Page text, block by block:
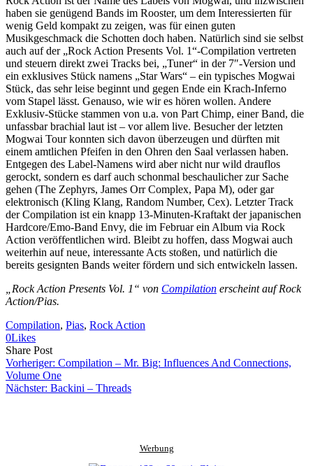
clipboard
eMail
haben sie genügend Bands im Rooster, um dem Interessierten für
wenig Geld kompakt zu zeigen, was für einen guten
Musikgeschmack die Schotten doch haben. Natürlich sind sie selbst
auch auf der „Rock Action Presents Vol. 1“-Compilation vertreten
und steuern direkt zwei Tracks bei, „Tuner“ in der 7″-Version und
ein exklusives Stück namens „Star Wars“ – ein typisches Mogwai
Stück, das sehr leise beginnt und gegen Ende ein Krach-Inferno
vom Stapel lässt. Genauso, wie wir es hören wollen. Andere
Exklusiv-Stücke stammen von u.a. von Part Chimp, einer Band, die
unfassbar brachial laut ist – vor allem live. Besucher der letzten
Mogwai Tour konnten sich davon überzeugen und dürften mit
einem amtlichen Pfeifen in den Ohren den Saal verlassen haben.
Entgegen des Label-Namens wird aber nicht nur wild drauflos
gerockt, sondern es darf auch schonmal beschaulicher zur Sache
gehen (The Zephyrs, James Orr Complex, Papa M), oder gar
elektronisch (Kling Klang, Random Number, Cex). Letzter Track
der Compilation ist ein knapp 13-Minuten-Kraftakt der japanischen
Hardcore/Emo-Band Envy, die im Februar ein Album via Rock
Action veröffentlichen wird. Bleibt zu hoffen, dass Mogwai auch
weiterhin auf neue, interessante Acts stoßen, und natürlich die
bereits gesignten Bands weiter fördern und sich entwickeln lassen.
„Rock Action Presents Vol. 1“ von Compilation erscheint auf Rock
Action/Pias.
Compilation, Pias, Rock Action
0Likes
Share PostShare
on
Facebook
Copy
URL
to
clipboard
Send
Link
via
eMail
Vorheriger: Compilation – Mr. Big: Influences And Connections,
Volume One
Nächster: Backini – Threads
Werbung